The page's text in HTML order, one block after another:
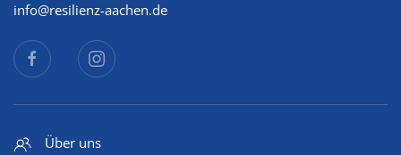
info@resilienz-aachen.de
Über uns